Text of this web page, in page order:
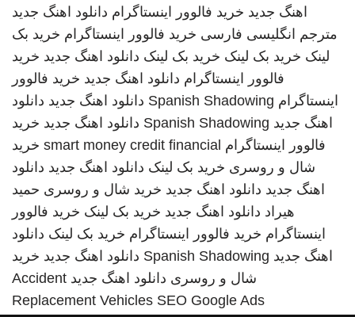
اهنگ جدید خرید فالوور اینستاگرام دانلود اهنگ جدید
مترجم انگلیسی فارسی خرید فالوور اینستاگرام خرید بک
لینک خرید بک لینک خرید بک لینک دانلود اهنگ جدید خرید
فالوور اینستاگرام دانلود اهنگ جدید خرید فالوور
اینستاگرام Spanish Shadowing دانلود اهنگ جدید دانلود
اهنگ جدید Spanish Shadowing دانلود اهنگ جدید خرید
فالوور اینستاگرام smart money credit financial خرید
شال و روسری خرید بک لینک دانلود اهنگ جدید دانلود
اهنگ جدید دانلود اهنگ جدید خرید شال و روسری حمید
هیراد دانلود اهنگ جدید خرید بک لینک خرید فالوور
اینستاگرام خرید فالوور اینستاگرام خرید بک لینک دانلود
اهنگ جدید Spanish Shadowing دانلود اهنگ جدید خرید
شال و روسری دانلود اهنگ جدید Accident
Replacement Vehicles SEO Google Ads